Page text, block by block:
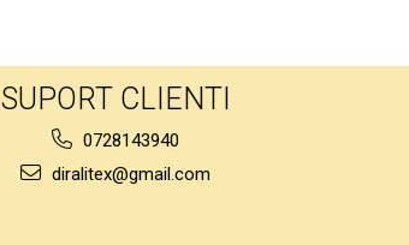
SUPORT CLIENTI
0728143940
diralitex@gmail.com